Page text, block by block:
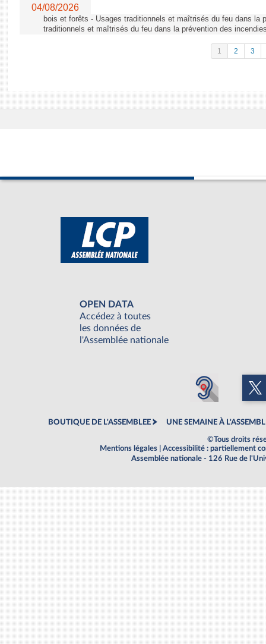
04/08/2026
bois et forêts - Usages traditionnels et maîtrisés du feu dans la
traditionnels et maîtrisés du feu dans la prévention des
1 2 3
OPEN DATA
Accédez à toutes
les données de
l'Assemblée nationale
BOUTIQUE DE L'ASSEMBLEE UNE SEMAINE À
©Tous droits
Mentions légales
Accessibilité : partiellement
Assemblée nationale - 126 Rue de